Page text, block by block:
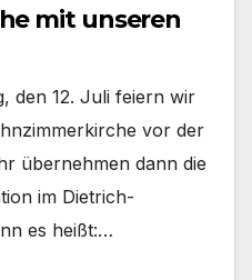
mit unseren
den 12. Juli fei­ern wir
vor der
über­neh­men dann die
im Dietrich-
es heißt:…